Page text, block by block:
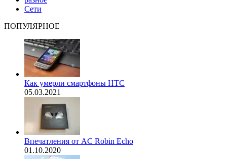
Сети
ПОПУЛЯРНОЕ
Как умерли смартфоны HTC
05.03.2021
Впечатления от AC Robin Echo
01.10.2020